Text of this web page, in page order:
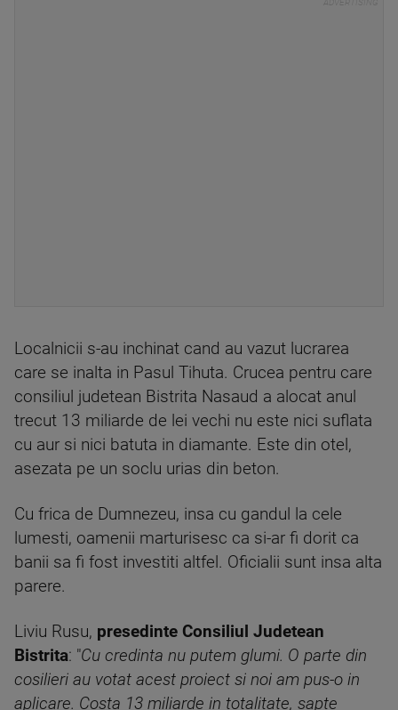
Localnicii s-au inchinat cand au vazut lucrarea
care se inalta in Pasul Tihuta. Crucea pentru care
consiliul judetean Bistrita Nasaud a alocat anul
trecut 13 miliarde de lei vechi nu este nici suflata
cu aur si nici batuta in diamante. Este din otel,
asezata pe un soclu urias din beton.
Cu frica de Dumnezeu, insa cu gandul la cele
lumesti, oamenii marturisesc ca si-ar fi dorit ca
banii sa fi fost investiti altfel. Oficialii sunt insa alta
parere.
Liviu Rusu, presedinte Consiliul Judetean
Bistrita: "Cu credinta nu putem glumi. O parte din
cosilieri au votat acest proiect si noi am pus-o in
aplicare. Costa 13 miliarde in totalitate, sapte